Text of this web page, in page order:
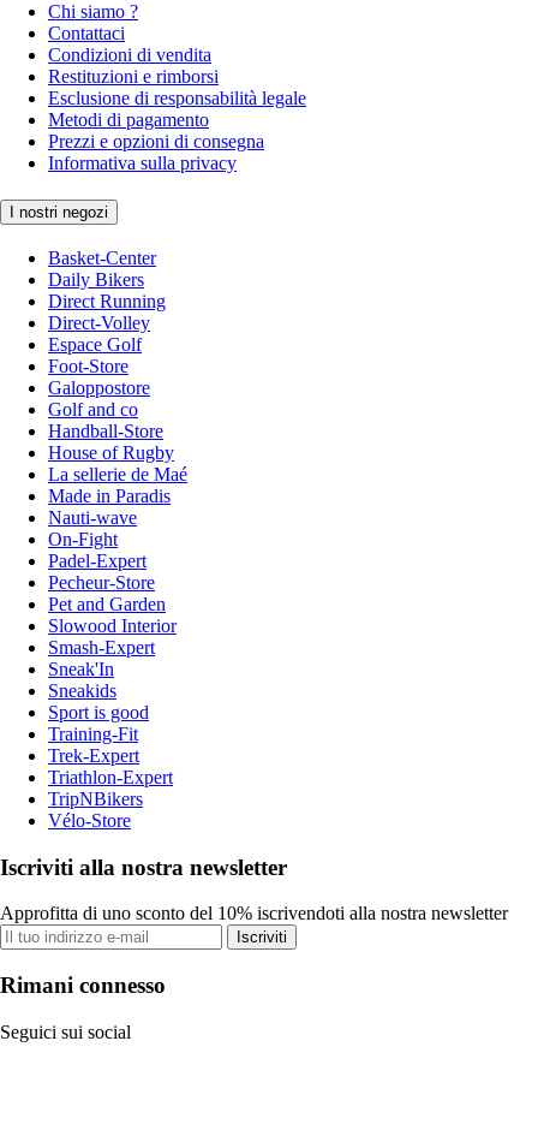
Chi siamo ?
Contattaci
Condizioni di vendita
Restituzioni e rimborsi
Esclusione di responsabilità legale
Metodi di pagamento
Prezzi e opzioni di consegna
Informativa sulla privacy
I nostri negozi
Basket-Center
Daily Bikers
Direct Running
Direct-Volley
Espace Golf
Foot-Store
Galoppostore
Golf and co
Handball-Store
House of Rugby
La sellerie de Maé
Made in Paradis
Nauti-wave
On-Fight
Padel-Expert
Pecheur-Store
Pet and Garden
Slowood Interior
Smash-Expert
Sneak'In
Sneakids
Sport is good
Training-Fit
Trek-Expert
Triathlon-Expert
TripNBikers
Vélo-Store
Iscriviti alla nostra newsletter
Approfitta di uno sconto del 10% iscrivendoti alla nostra newsletter
Iscriviti
Rimani connesso
Seguici sui social